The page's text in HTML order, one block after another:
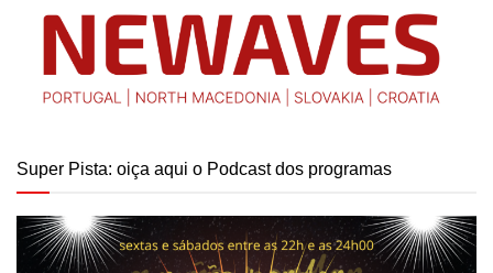
Super Pista: oiça aqui o Podcast dos programas